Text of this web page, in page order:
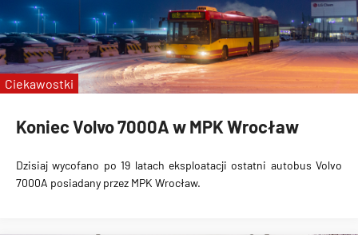
węzły przesiadkowe
pl. Jana Pawła II
Kromera
Koniec Volvo 7000A w MPK Wrocław
Dzisiaj wycofano po 19 latach eksploatacji ostatni autobus Volvo
7000A posiadany przez MPK Wrocław.
Ciekawostki